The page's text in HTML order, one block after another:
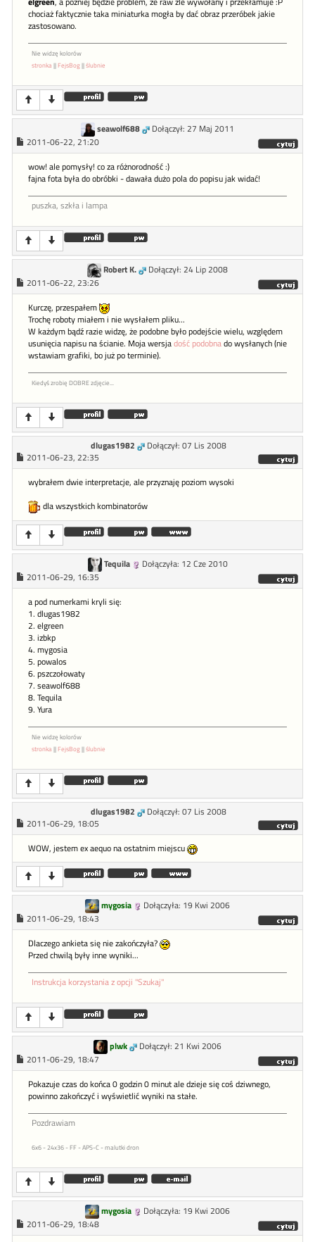
chociaż faktycznie taka miniaturka mogła by dać obraz przeróbek jakie
zastosowano.
Nie widzę kolorów
stronka ||FejsBog||ślubnie
seawolf688
Dołączył: 27 Maj 2011
2011-06-22, 21:20
wow! ale pomysły! co za różnorodność :)
fajna fota była do obróbki - dawała dużo pola do popisu jak widać!
puszka, szkła i lampa
Robert K.
Dołączył: 24 Lip 2008
2011-06-22, 23:26
Kurczę, przespałem
Trochę roboty miałem i nie wysłałem pliku...
W każdym bądź razie widzę, że podobne było podejście wielu, względem
usunięcia napisu na ścianie. Moja wersjadość podobnado wysłanych (nie
wstawiam grafiki, bo już po terminie).
Kiedyś zrobię DOBRE zdjęcie...
dlugas1982
Dołączył: 07 Lis 2008
2011-06-23, 22:35
wybrałem dwie interpretacje, ale przyznaję poziom wysoki
dla wszystkich kombinatorów
Tequila
Dołączyła: 12 Cze 2010
2011-06-29, 16:35
a pod numerkami kryli się:
1. dlugas1982
2. elgreen
3. izbkp
4. mygosia
5. powalos
6. pszczołowaty
7. seawolf688
8. Tequila
9. Yura
Nie widzę kolorów
stronka ||FejsBog||ślubnie
dlugas1982
Dołączył: 07 Lis 2008
2011-06-29, 18:05
WOW, jestem ex aequo na ostatnim miejscu
mygosia
Dołączyła: 19 Kwi 2006
2011-06-29, 18:43
Dlaczego ankieta się nie zakończyła?
Przed chwilą były inne wyniki...
Instrukcja korzystania z opcji "Szukaj"
plwk
Dołączył: 21 Kwi 2006
2011-06-29, 18:47
Pokazuje czas do końca 0 godzin 0 minut ale dzieje się coś dziwnego,
powinno zakończyć i wyświetlić wyniki na stałe.
Pozdrawiam
6x6 - 24x36 - FF - APS-C - malutki dron
mygosia
Dołączyła: 19 Kwi 2006
2011-06-29, 18:48